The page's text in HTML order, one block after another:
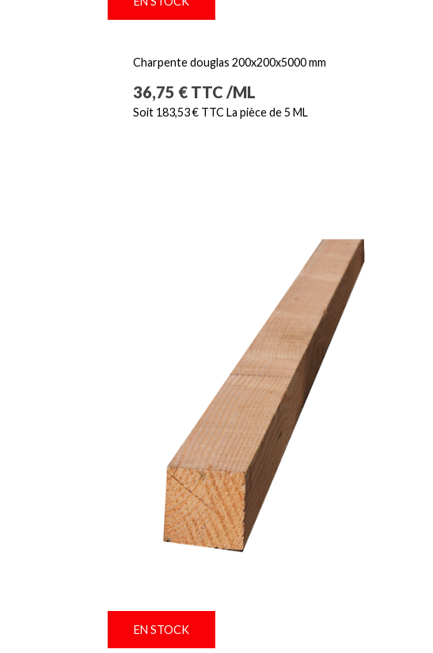
Charpente douglas 200x200x5000 mm
Prix
36,75 € TTC /ML
Soit 183,53 € TTC La pièce de 5 ML
EN STOCK